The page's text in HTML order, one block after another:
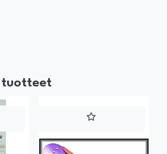
tuotteet